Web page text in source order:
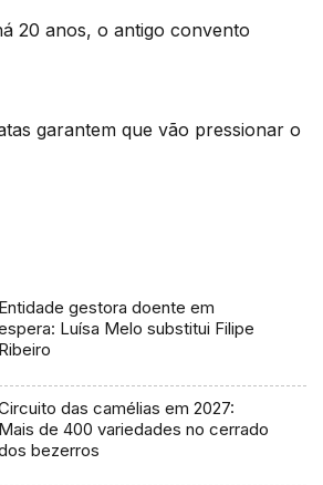
20 anos, o antigo convento
garantem que vão pressionar o
Entidade gestora doente em
Luísa Melo substitui Filipe
Ribeiro
das camélias em 2027:
Mais de 400 variedades no cerrado
bezerros